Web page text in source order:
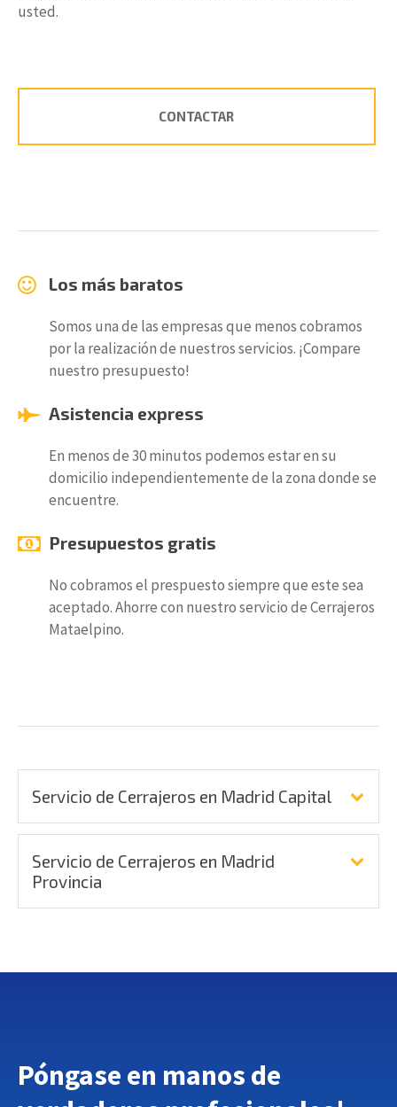
usted.
CONTACTAR
Los más baratos
Somos una de las empresas que menos cobramos
por la realización de nuestros servicios. ¡Compare
nuestro presupuesto!
Asistencia express
En menos de 30 minutos podemos estar en su
domicilio independientemente de la zona donde se
encuentre.
Presupuestos gratis
No cobramos el prespuesto siempre que este sea
aceptado. Ahorre con nuestro servicio de Cerrajeros
Mataelpino.
Servicio de Cerrajeros en Madrid Capital
Servicio de Cerrajeros en Madrid
Provincia
Póngase en manos de